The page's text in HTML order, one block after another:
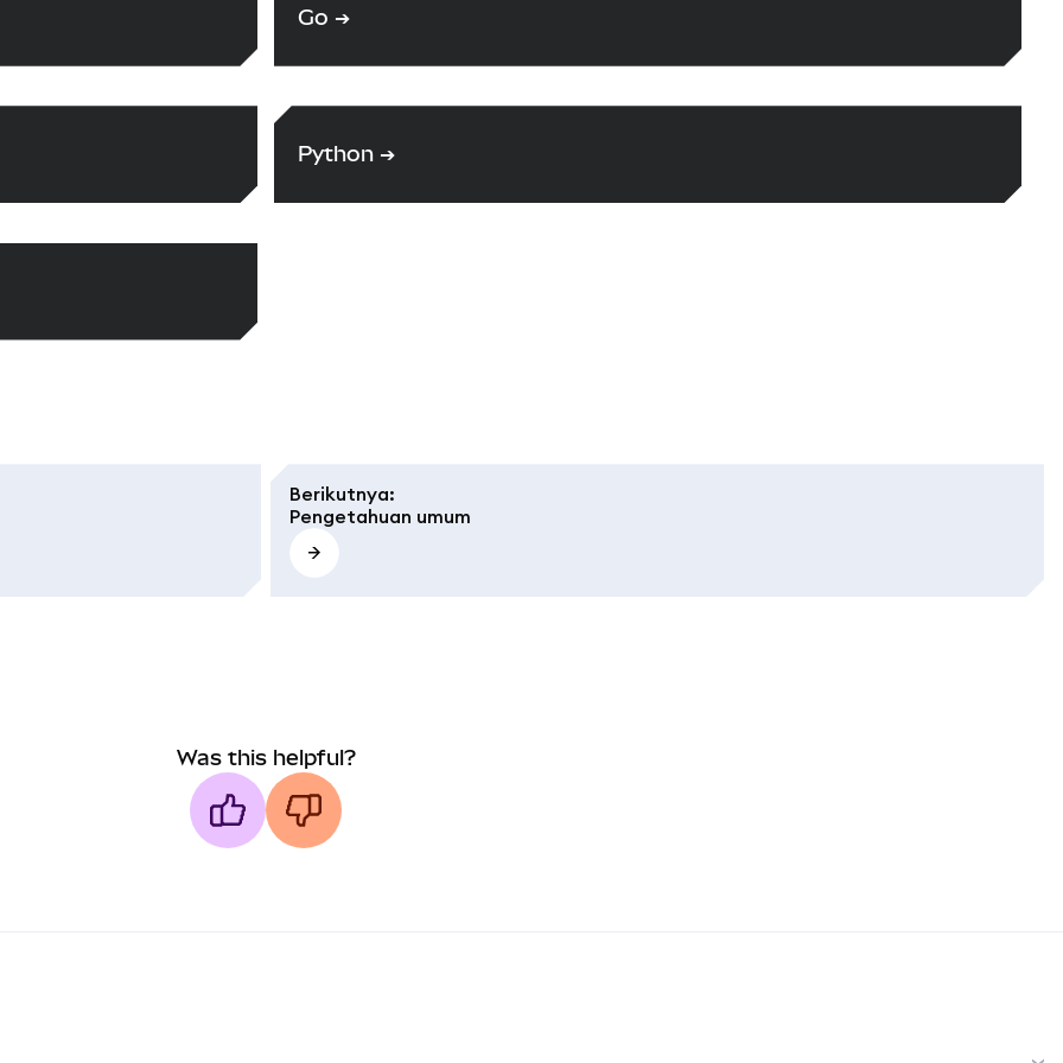
Go ➔
Python ➔
Berikutnya:
Pengetahuan umum
Was this helpful?